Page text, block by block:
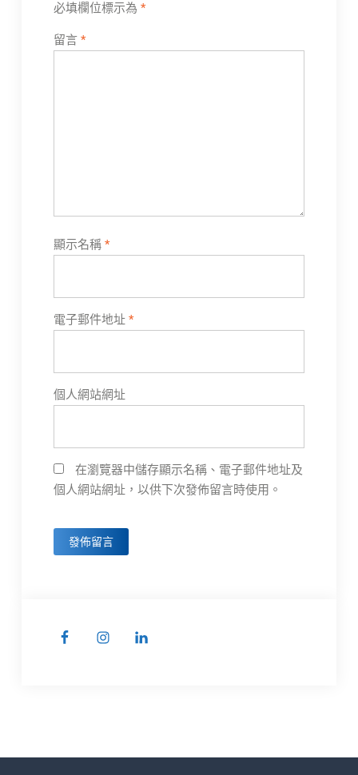
必填欄位標示為 *
留言 *
顯示名稱 *
電子郵件地址 *
個人網站網址
在瀏覽器中儲存顯示名稱、電子郵件地址及
個人網站網址，以供下次發佈留言時使用。